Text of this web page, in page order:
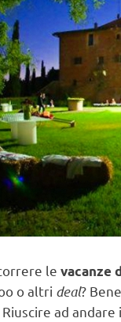
le vacanze
o altri deal?
ad andare